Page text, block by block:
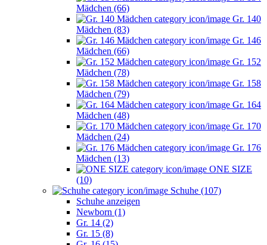
Mädchen (66)
Gr. 140
Mädchen (83)
Gr. 146
Mädchen (66)
Gr. 152
Mädchen (78)
Gr. 158
Mädchen (79)
Gr. 164
Mädchen (48)
Gr. 170
Mädchen (24)
Gr. 176
Mädchen (13)
ONE SIZE
(10)
Schuhe (107)
Schuhe anzeigen
Newborn (1)
Gr. 14 (2)
Gr. 15 (8)